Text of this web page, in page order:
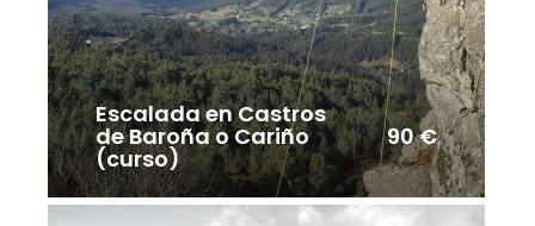
Escalada en Castros
de Baroña o Cariño
(curso)
90 €